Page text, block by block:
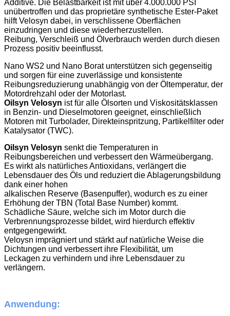
Additive. Die Belastbarkeit ist mit über 4.000.000 PSI
unübertroffen und das proprietäre synthetische Ester-Paket
hilft Velosyn dabei, in verschlissene Oberflächen
einzudringen und diese wiederherzustellen.
Reibung, Verschleiß und Ölverbrauch werden durch diesen
Prozess positiv beeinflusst.
Nano WS2 und Nano Borat unterstützen sich gegenseitig
und sorgen für eine zuverlässige und konsistente
Reibungsreduzierung unabhängig von der Öltemperatur, der
Motordrehzahl oder der Motorlast.
Oilsyn Velosyn ist für alle Ölsorten und Viskositätsklassen
in Benzin- und Dieselmotoren geeignet, einschließlich
Motoren mit Turbolader, Direkteinspritzung, Partikelfilter oder
Katalysator (TWC).
Oilsyn Velosyn senkt die Temperaturen in
Reibungsbereichen und verbessert den Wärmeübergang.
Es wirkt als natürliches Antioxidans, verlängert die
Lebensdauer des Öls und reduziert die Ablagerungsbildung
dank einer hohen
alkalischen Reserve (Basenpuffer), wodurch es zu einer
Erhöhung der TBN (Total Base Number) kommt.
Schädliche Säure, welche sich im Motor durch die
Verbrennungsprozesse bildet, wird hierdurch effektiv
entgegengewirkt.
Veloysn imprägniert und stärkt auf natürliche Weise die
Dichtungen und verbessert ihre Flexibilität, um
Leckagen zu verhindern und ihre Lebensdauer zu
verlängern.
Anwendung: